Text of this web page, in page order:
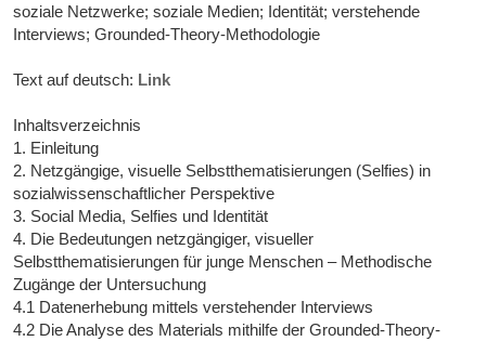
soziale Netzwerke; soziale Medien; Identität; verstehende
Interviews; Grounded-Theory-Methodologie
Text auf deutsch: Link
Inhaltsverzeichnis
1. Einleitung
2. Netzgängige, visuelle Selbstthematisierungen (Selfies) in
sozialwissenschaftlicher Perspektive
3. Social Media, Selfies und Identität
4. Die Bedeutungen netzgängiger, visueller
Selbstthematisierungen für junge Menschen – Methodische
Zugänge der Untersuchung
4.1 Datenerhebung mittels verstehender Interviews
4.2 Die Analyse des Materials mithilfe der Grounded-Theory-